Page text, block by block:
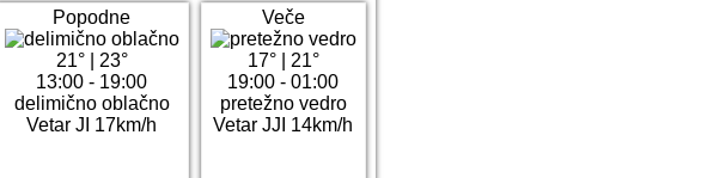
Popodne
21°| 23°
13:00 - 19:00
delimično oblačno
Vetar JI 17km/h
Veče
17°| 21°
19:00 - 01:00
pretežno vedro
Vetar JJI 14km/h